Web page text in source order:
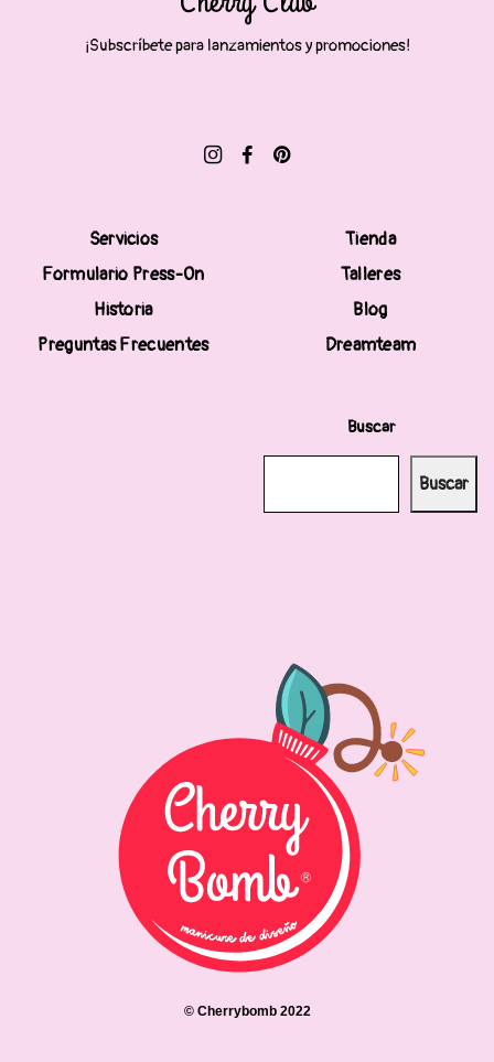
© Cherrybomb 2022
Servicios
Formulario Press-On
Historia
Preguntas Frecuentes
Tienda
Talleres
Blog
Dreamteam
Buscar
Buscar
¡Subscríbete para lanzamientos y promociones!